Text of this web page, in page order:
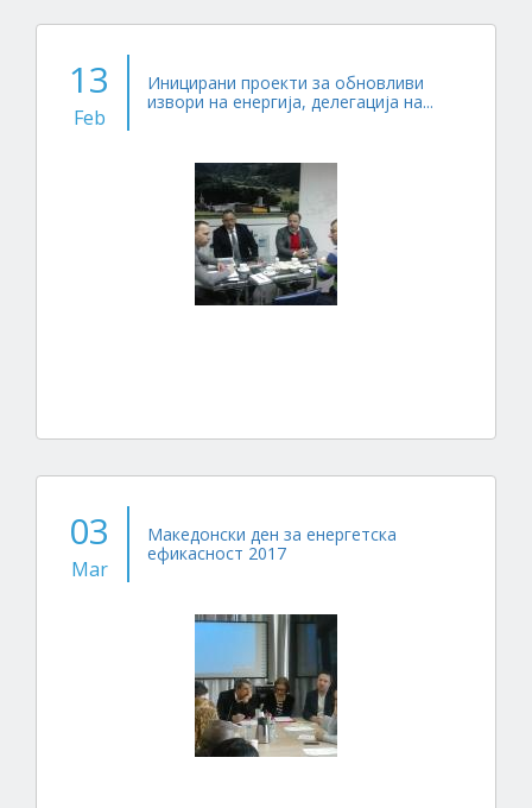
13
Feb
Иницирани проекти за обновливи
извори на енергија, делегација на...
03
Mar
Македонски ден за енергетска
ефикасност 2017